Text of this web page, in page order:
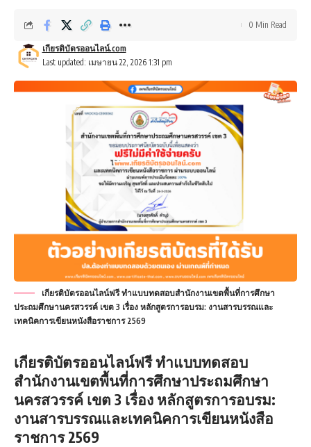
Last updated: เมษายน 22, 2026 1:31 pm
เกียรติบัตรออนไลน์.com
0 Min Read
เกียรติบัตรออนไลน์ฟรี ทำแบบทดสอบสำนักงานเขตพื้นที่การศึกษา
ประถมศึกษานครสวรรค์ เขต 3 เรื่อง หลักสูตรการอบรม: งานสารบรรณและ
เทคนิคการเขียนหนังสือราชการ 2569
เกียรติบัตรออนไลน์ฟรีทำแบบทดสอบ
สำนักงานเขตพื้นที่การศึกษาประถมศึกษา
นครสวรรค์ เขต 3 เรื่อง หลักสูตรการอบรม:
งานสารบรรณและเทคนิคการเขียนหนังสือ
ราชการ 2569